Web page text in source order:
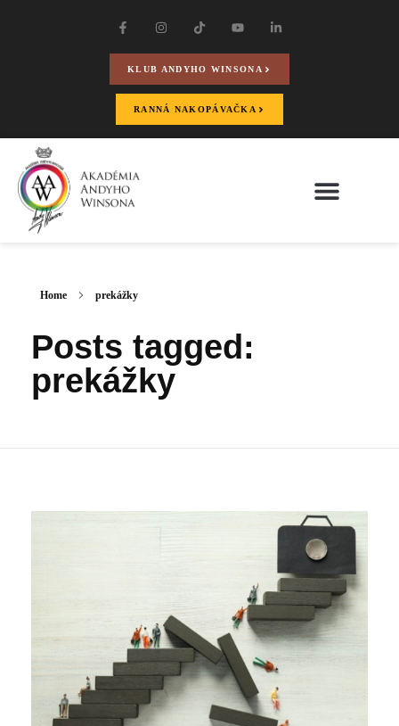
KLUB ANDYHO WINSONA
RANNÁ NAKOPÁVAČKA
Home prekážky
Posts tagged:
prekážky